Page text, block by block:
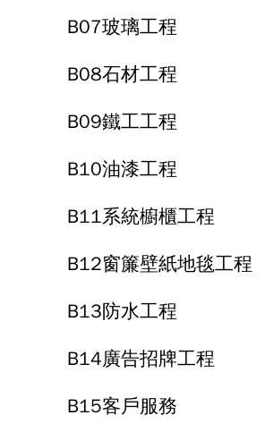
B07玻璃工程
B08石材工程
B09鐵工工程
B10油漆工程
B11系統櫥櫃工程
B12窗簾壁紙地毯工程
B13防水工程
B14廣告招牌工程
B15客戶服務